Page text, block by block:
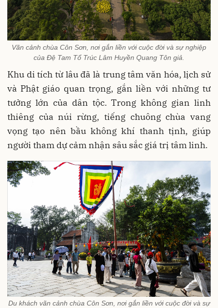
Vãn cảnh chùa Côn Sơn, nơi gắn liền với cuộc đời và sự nghiệp
của Đệ Tam Tổ Trúc Lâm Huyền Quang Tôn giả.
Khu di tích từ lâu đã là trung tâm văn hóa, lịch sử
và Phật giáo quan trọng, gắn liền với những tư
tưởng lớn của dân tộc. Trong không gian linh
thiêng của núi rừng, tiếng chuông chùa vang
vọng tạo nên bầu không khí thanh tịnh, giúp
người tham dự cảm nhận sâu sắc giá trị tâm linh.
Du khách vãn cảnh chùa Côn Sơn, nơi gắn liền với cuộc đời và sự